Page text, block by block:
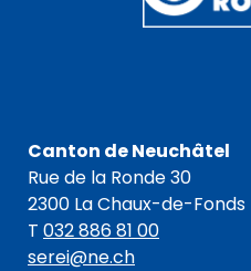
Canton de Neuchâtel
Rue de la Ronde 30
2300 La Chaux-de-Fonds
T 032 886 81 00
serei@ne.ch